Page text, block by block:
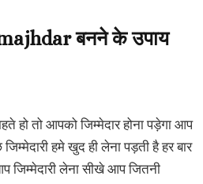
बनने के उपाय
हो तो आपको जिम्मेदार होना पड़ेगा आप
हमे खुद ही लेना पड़ती है हर बार
जिम्मेदारी लेना सीखे आप जितनी